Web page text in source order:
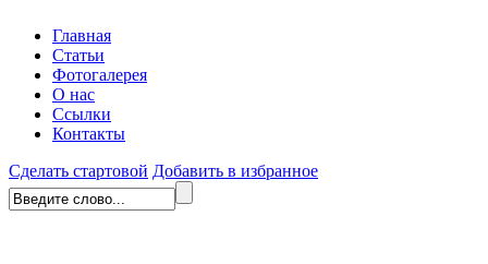
Главная
Статьи
Фотогалерея
О нас
Ссылки
Контакты
Сделать стартовой Добавить в избранное